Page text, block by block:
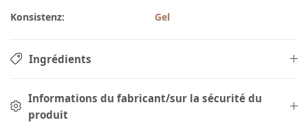
Konsistenz:
Gel
Ingrédients
Informations du fabricant/sur la sécurité du
produit